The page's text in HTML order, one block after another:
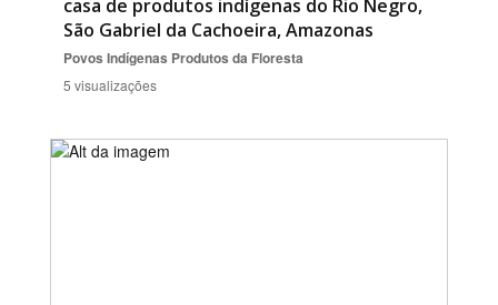
casa de produtos indígenas do Rio Negro,
São Gabriel da Cachoeira, Amazonas
Povos Indígenas Produtos da Floresta
5 visualizações